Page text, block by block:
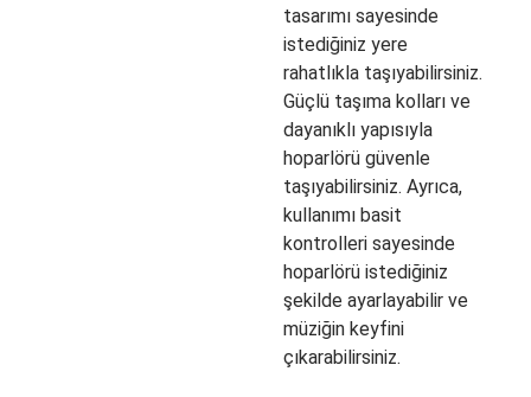
tasarımı sayesinde
istediğiniz yere
rahatlıkla taşıyabilirsiniz.
Güçlü taşıma kolları ve
dayanıklı yapısıyla
hoparlörü güvenle
taşıyabilirsiniz. Ayrıca,
kullanımı basit
kontrolleri sayesinde
hoparlörü istediğiniz
şekilde ayarlayabilir ve
müziğin keyfini
çıkarabilirsiniz.